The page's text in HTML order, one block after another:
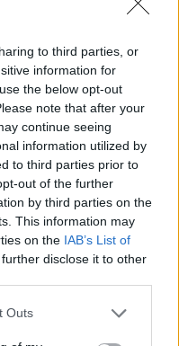
to third parties, or
information for
the below opt-out
note that after your
continue seeing
information utilized by
to third parties prior to
out of the further
by third parties on the
This information may
on the IAB’s List of
disclose it to other
Outs